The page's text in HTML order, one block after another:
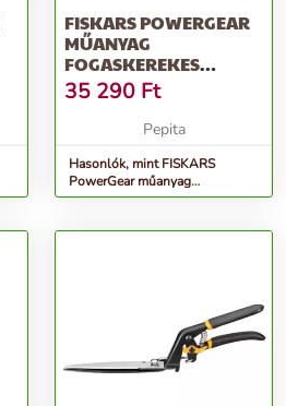
FISKARS POWERGEAR
MŰANYAG
FOGASKEREKES
ÁGVÁGÓ, RÁVÁGÓ (L)
L77
35 290 Ft
Pepita
Hasonlók, mint FISKARS
PowerGear műanyag
fogaskerekes ágvágó, rávágó (L)